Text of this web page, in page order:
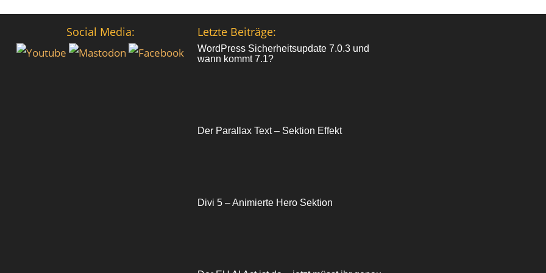
Social Media: Letzte Beiträge:
WordPress Sicherheitsupdate 7.0.3 und
wann kommt 7.1?
Der Parallax Text – Sektion Effekt
Divi 5 – Animierte Hero Sektion